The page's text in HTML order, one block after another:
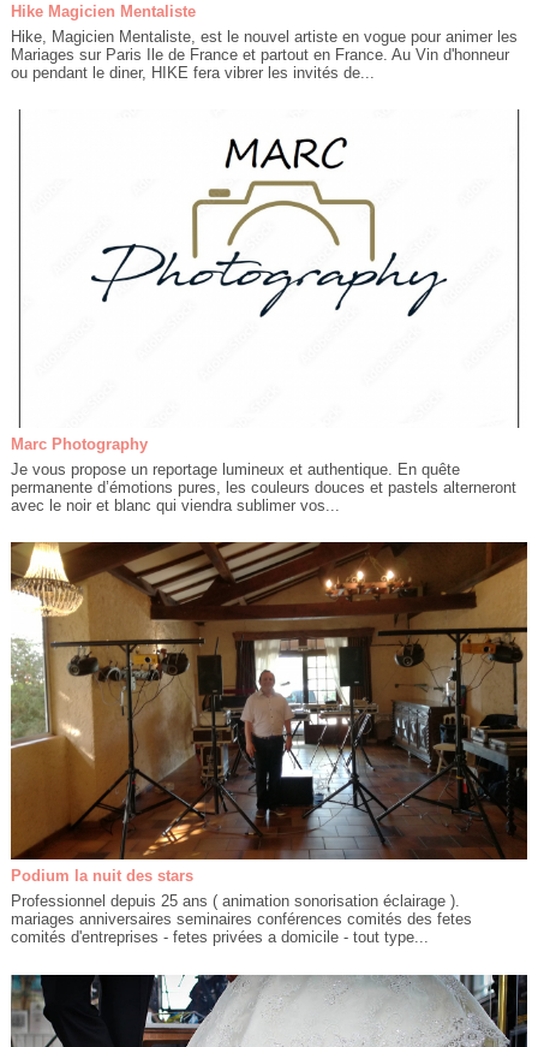
Hike Magicien Mentaliste
Hike, Magicien Mentaliste, est le nouvel artiste en vogue pour animer les
Mariages sur Paris Ile de France et partout en France. Au Vin d'honneur
ou pendant le diner, HIKE fera vibrer les invités de...
Marc Photography
Je vous propose un reportage lumineux et authentique. En quête
permanente d’émotions pures, les couleurs douces et pastels alterneront
avec le noir et blanc qui viendra sublimer vos...
Podium la nuit des stars
Professionnel depuis 25 ans ( animation sonorisation éclairage ).
mariages anniversaires seminaires conférences comités des fetes
comités d'entreprises - fetes privées a domicile - tout type...